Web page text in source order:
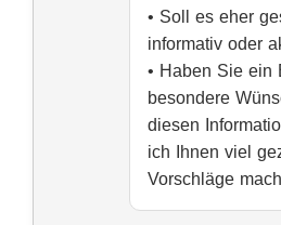
• Soll es eher
informativ oder
• Haben Sie ein
besondere
diesen
ich Ihnen viel
Vorschläge